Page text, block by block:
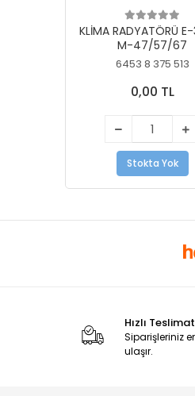
KLİMA RADYATÖRÜ
M-47/57/67
6453 8 375 513
0,00 TL
Stokta Yok
Hızlı Teslimat
Siparişleriniz
ulaşır.